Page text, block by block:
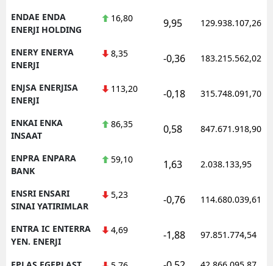
ENDAE ENDA
ENERJI HOLDING
16,80 9,95 129.938.107,26
ENERY ENERYA
ENERJI
8,35 -0,36 183.215.562,02
ENJSA ENERJISA
ENERJI
113,20 -0,18 315.748.091,70
ENKAI ENKA
INSAAT
86,35 0,58 847.671.918,90
ENPRA ENPARA
BANK
59,10 1,63 2.038.133,95
ENSRI ENSARI
SINAI YATIRIMLAR
5,23 -0,76 114.680.039,61
ENTRA IC ENTERRA
YEN. ENERJI
4,69 -1,88 97.851.774,54